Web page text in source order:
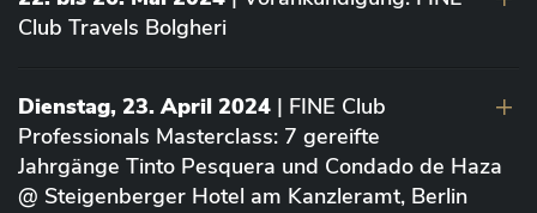
Club Travels Bolgheri
Dienstag, 23. April 2024 | FINE Club
Professionals Masterclass: 7 gereifte
Jahrgänge Tinto Pesquera und Condado de Haza
@ Steigenberger Hotel am Kanzleramt, Berlin